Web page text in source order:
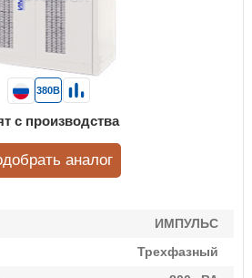
ИМПУЛЬС
Трехфазный
380В
с производства
аналог